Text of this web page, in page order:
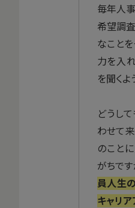
毎年人
希望調
なこと
力を入
を聞くよ
どうし
わせて
のこと
がちです
員人生
キャリ